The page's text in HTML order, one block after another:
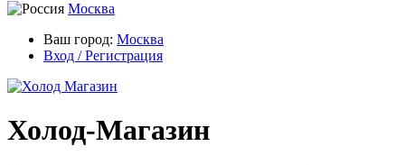
Москва
Ваш город: Москва
Вход / Регистрация
Холод-Магазин